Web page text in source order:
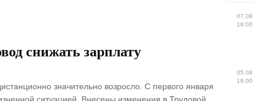
снижать зарплату
значительно возросло. С первого января
07.08
18:00
05.08
18:00